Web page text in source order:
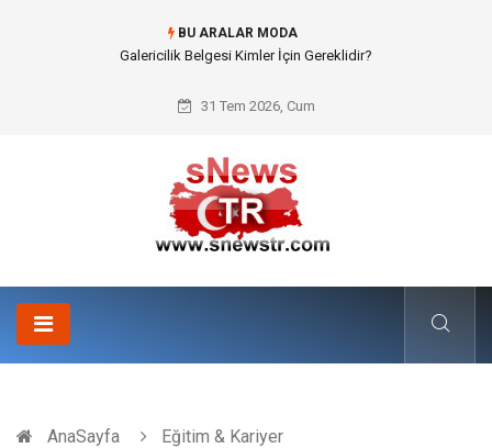
BU ARALAR MODA
Doküman Yönetimi ile Kurumsal Hafızanın Dijitalleşmesi
31 Tem 2026, Cum
AnaSayfa
Eğitim & Kariyer